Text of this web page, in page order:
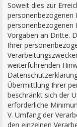
Soweit dies zur
personenbezogenen
Vorgaben an Dritte.
Ihrer
weiterführenden
Übermittlung Ihrer
beschränkt sich der
erforderliche
V. Umfang der
den einzelnen